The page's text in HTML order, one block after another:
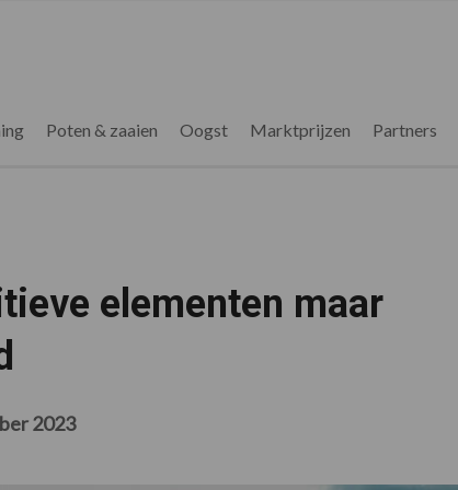
Poten & zaaien Oogst Marktprijzen Partners
elementen maar
2023